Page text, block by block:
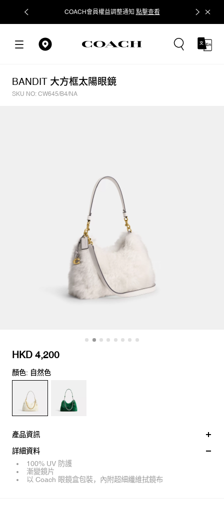
COACH會員權益調整通知 點擊查看 立即追蹤
BANDIT 大方框太陽眼鏡
SKU NO: CW645/B4/NA
HKD 4,200
顏色: 自然色
產品資訊
詳細資料
100% UV 防護
漸變鏡片
以 Coach 眼鏡盒包裝，內附超細纖維拭鏡布